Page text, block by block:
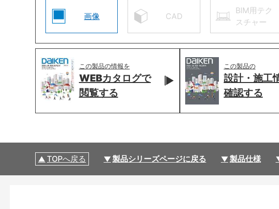
画像 CAD
BIM用テク
スチャー
この製品の情報を
WEBカタログで
閲覧する
この製品の
設計・施工
確認する
TOPへ戻る 製品シリーズページに戻る 製品仕様